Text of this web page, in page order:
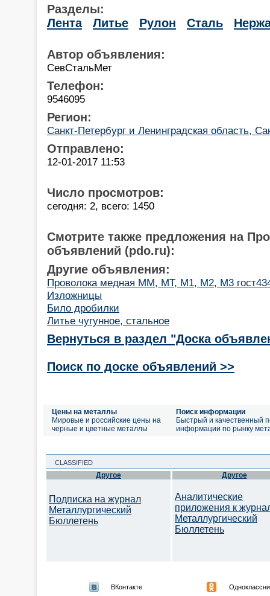
Разделы:
Лента
Литье Рулон Сталь
Автор объявления:
CевСтальМет
Телефон:
9546095
Регион:
Санкт-Петербург и Ленинградская область,
Отправлено:
12-01-2017 11:53
Число просмотров:
сегодня: 2, всего: 1450
Смотрите также предложения на
объявлений (pdo.ru):
Другие объявления:
Проволока медная ММ, МТ, М1, М2, М3
Изложницы
Било дробилки
Литье чугунное, стальное
Вернуться в раздел "Доска
Поиск по доске объявлений >>
Цены на металлы
Мировые и российские цены на
черные и цветные металлы
Поиск информации
Быстрый и качественный
информации по рынку
CLASSIFIED
Другое
Подписка на журнал
Металлургический
Бюллетень
Другое
Аналитические
приложения к
Металлургический
Бюллетень
ВКонтакте